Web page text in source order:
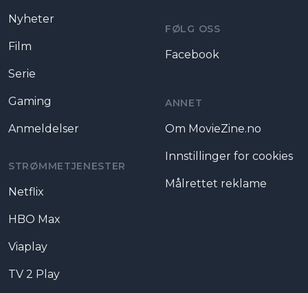
Nyheter
Film
Serie
Gaming
Anmeldelser
STRØMMETJENESTER
Netflix
HBO Max
Viaplay
TV 2 Play
FØLG OSS
Facebook
ANNET
Om MovieZine.no
Innstillinger for cookies
Målrettet reklame